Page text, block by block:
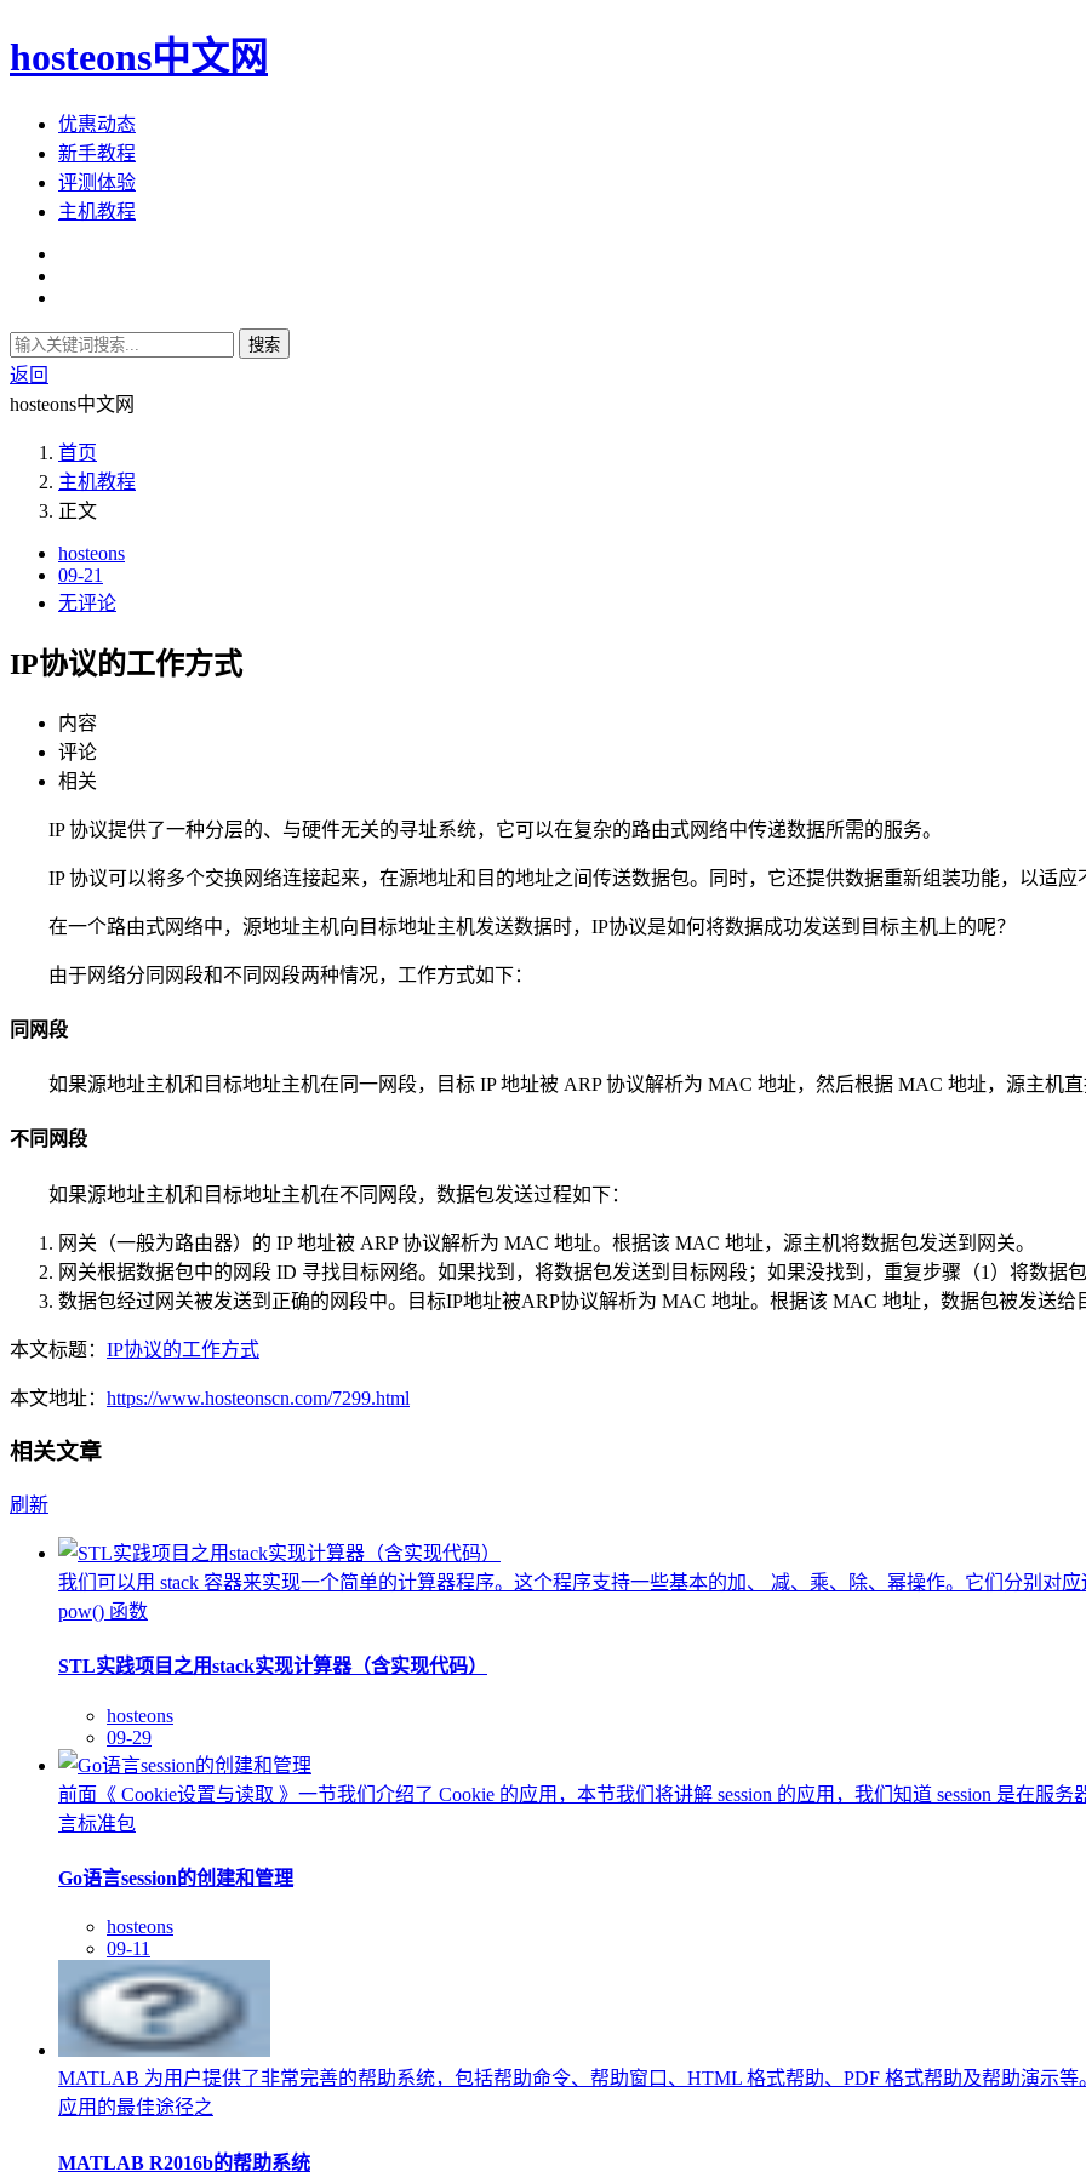
hosteons中文网
优惠动态
新手教程
评测体验
主机教程
搜索
返回
hosteons中文网
首页
主机教程
正文
hosteons
09-21
无评论
IP协议的工作方式
内容
评论
相关
IP 协议提供了一种分层的、与硬件无关的寻址系统，它可以在复杂的路由式网络中传递数据所需的服务。
IP 协议可以将多个交换网络连接起来，在源地址和目的地址之间传送数据包。同时，它还提供数据重新组装功能，以适
在一个路由式网络中，源地址主机向目标地址主机发送数据时，IP协议是如何将数据成功发送到目标主机上的呢？
由于网络分同网段和不同网段两种情况，工作方式如下：
同网段
如果源地址主机和目标地址主机在同一网段，目标 IP 地址被 ARP 协议解析为 MAC 地址，然后根据 MAC 地址，源主机
不同网段
如果源地址主机和目标地址主机在不同网段，数据包发送过程如下：
网关（一般为路由器）的 IP 地址被 ARP 协议解析为 MAC 地址。根据该 MAC 地址，源主机将数据包发送到网关。
网关根据数据包中的网段 ID 寻找目标网络。如果找到，将数据包发送到目标网段；如果没找到，重复步骤（1）将数据
数据包经过网关被发送到正确的网段中。目标IP地址被ARP协议解析为 MAC 地址。根据该 MAC 地址，数据包被发送给
本文标题： IP协议的工作方式
本文地址： https://www.hosteonscn.com/7299.html
相关文章
刷新
我们可以用 stack 容器来实现一个简单的计算器程序。这个程序支持一些基本的加、 减、乘、除、幂操作。它们分别对
pow() 函数
STL实践项目之用stack实现计算器（含实现代码）
hosteons
09-29
前面《 Cookie设置与读取 》一节我们介绍了 Cookie 的应用，本节我们将讲解 session 的应用，我们知道 session 是在服
言标准包
Go语言session的创建和管理
hosteons
09-11
MATLAB 为用户提供了非常完善的帮助系统，包括帮助命令、帮助窗口、HTML 格式帮助、PDF 格式帮助及帮助演示
应用的最佳途径之
MATLAB R2016b的帮助系统